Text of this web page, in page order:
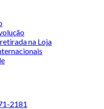
na Loja
2181